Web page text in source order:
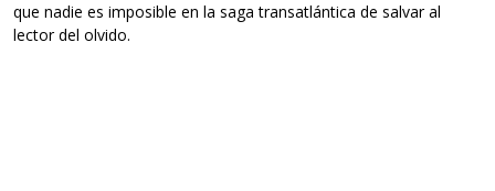
que nadie es imposible en la saga transatlántica de salvar al
lector del olvido.